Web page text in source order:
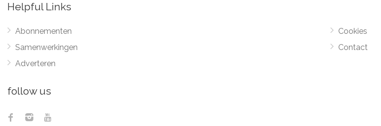
Helpful Links
Abonnementen
Samenwerkingen
Adverteren
Cookies
Contact
follow us